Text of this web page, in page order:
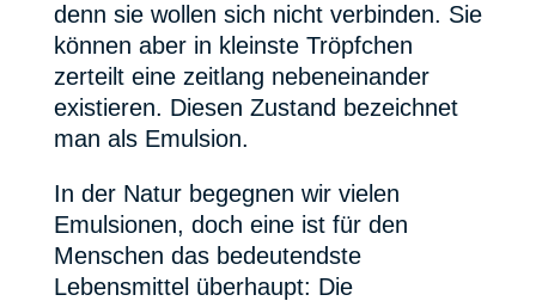
denn sie wollen sich nicht verbinden. Sie
können aber in kleinste Tröpfchen
zerteilt eine zeitlang nebeneinander
existieren. Diesen Zustand bezeichnet
man als Emulsion.
In der Natur begegnen wir vielen
Emulsionen, doch eine ist für den
Menschen das bedeutendste
Lebensmittel überhaupt: Die